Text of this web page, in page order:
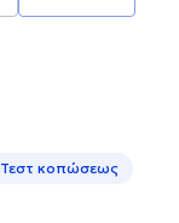
Τεστ κοπώσεως